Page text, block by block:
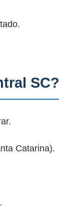
SC?
Catarina).